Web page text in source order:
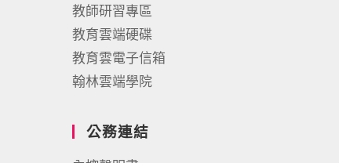
教師研習專區
教育雲端硬碟
教育雲電子信箱
翰林雲端學院
公務連結